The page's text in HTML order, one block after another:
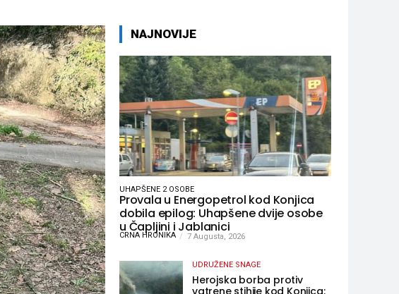
NAJNOVIJE
UHAPŠENE 2 OSOBE
Provala u Energopetrol kod Konjica
dobila epilog: Uhapšene dvije osobe
u Čapljini i Jablanici
CRNA HRONIKA 7 Augusta, 2026
UDRUŽENE SNAGE
Herojska borba protiv
vatrene stihije kod Konjica: